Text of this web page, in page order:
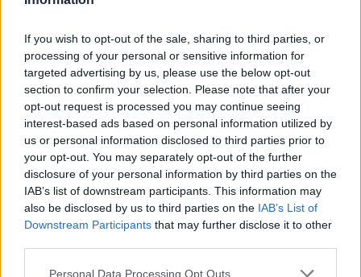
If you wish to opt-out of the sale, sharing to third parties, or
processing of your personal or sensitive information for
targeted advertising by us, please use the below opt-out
section to confirm your selection. Please note that after your
opt-out request is processed you may continue seeing
interest-based ads based on personal information utilized by
us or personal information disclosed to third parties prior to
your opt-out. You may separately opt-out of the further
disclosure of your personal information by third parties on the
IAB’s list of downstream participants. This information may
also be disclosed by us to third parties on the IAB’s List of
Downstream Participants that may further disclose it to other
Personal Data Processing Opt Outs